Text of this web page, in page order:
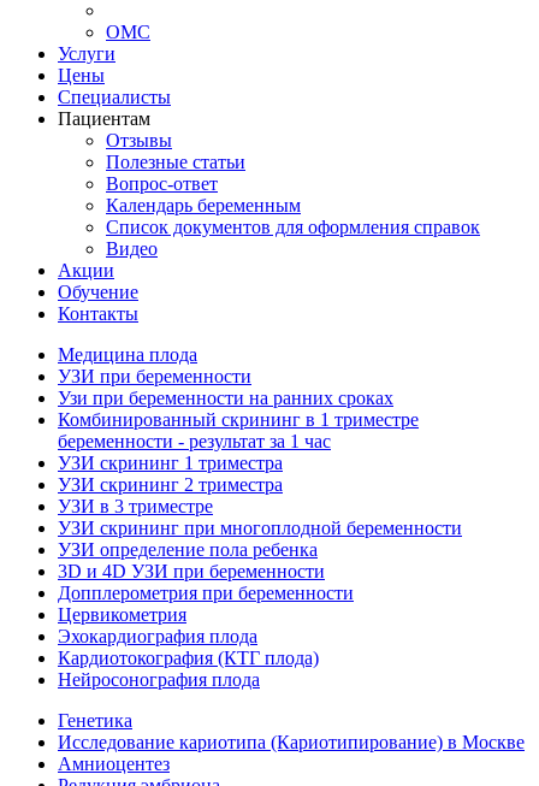
ОМС
Услуги
Цены
Специалисты
Пациентам
Отзывы
Полезные статьи
Вопрос-ответ
Календарь беременным
Список документов для оформления справок
Видео
Акции
Обучение
Контакты
Медицина плода
УЗИ при беременности
Узи при беременности на ранних сроках
Комбинированный скрининг в 1 триместре
беременности - результат за 1 час
УЗИ скрининг 1 триместра
УЗИ скрининг 2 триместра
УЗИ в 3 триместре
УЗИ скрининг при многоплодной беременности
УЗИ определение пола ребенка
3D и 4D УЗИ при беременности
Допплерометрия при беременности
Цервикометрия
Эхокардиография плода
Кардиотокография (КТГ плода)
Нейросонография плода
Генетика
Исследование кариотипа (Кариотипирование) в Москве
Амниоцентез